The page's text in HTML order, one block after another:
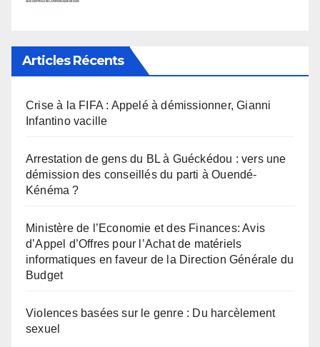
Articles Récents
Crise à la FIFA : Appelé à démissionner, Gianni
Infantino vacille
Arrestation de gens du BL à Guéckédou : vers une
démission des conseillés du parti à Ouendé-
Kénéma ?
Ministère de l’Economie et des Finances: Avis
d’Appel d’Offres pour l’Achat de matériels
informatiques en faveur de la Direction Générale du
Budget
Violences basées sur le genre : Du harcèlement
sexuel